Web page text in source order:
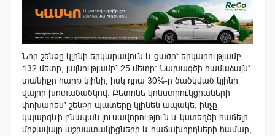
Նոր շենքը կլինի երկարավուն և ցածր՝ երկարությամբ
132 մետր, լայնությամբ՝ 25 մետր։ Նախագծի համաձայն՝
տանիքը հարթ կլինի, իսկ դրա 30%-ը ծածկված կլինի
վայրի խոտածածկով։ Բետոնե կոնստրուկցիաների
փոխարեն՝ շենքի պատերը կլինեն ապակե, ինչը
կպարգևի բնական լուսավորություն և կստեղծի հաճելի
միջավայր աշխատակիցների և հաճախորդների համար,